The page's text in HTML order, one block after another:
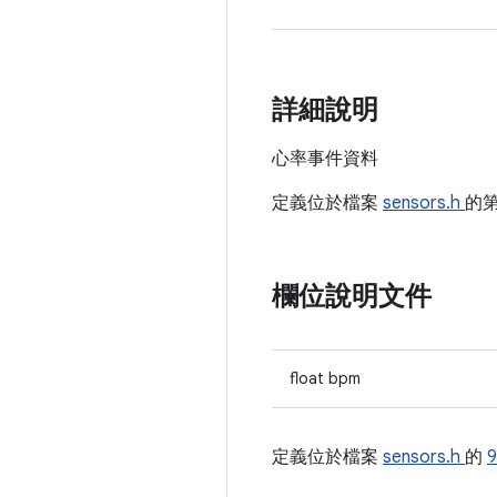
詳細說明
心率事件資料
定義位於檔案 sensors.h 的
欄位說明文件
float bpm
定義位於檔案 sensors.h 的